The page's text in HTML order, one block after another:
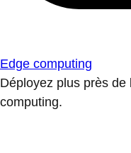
Edge computing
Déployez plus près
computing.